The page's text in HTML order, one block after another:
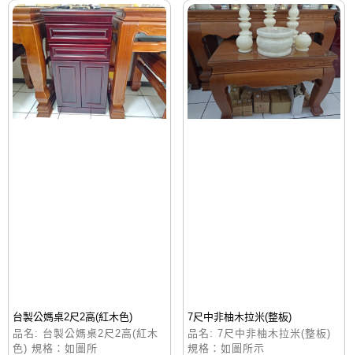
台製公媽桌2尺2高(紅木色)
品名: 台製公媽桌2尺2高(紅木
色) 規格：如圖所
7尺中非柚木拉米(整板)
品名: 7尺中非柚木拉米(整板)
規格：如圖所示